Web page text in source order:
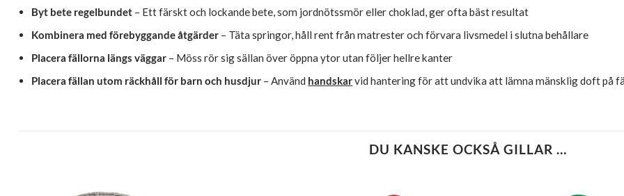
Byt bete regelbundet – Ett färskt och lockande bete, som jordnötssmör eller choklad, ger ofta bäst resultat
Kombinera med förebyggande åtgärder – Täta springor, håll rent från matrester och förvara livsmedel i slutna behållare
Placera fällorna längs väggar – Möss rör sig sällan över öppna ytor utan följer hellre kanter
Placera fällan utom räckhåll för barn och husdjur – Använd handskarvid hantering för att undvika att lämna mänsklig doft på
DU KANSKE OCKSÅ GILLAR …